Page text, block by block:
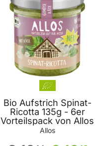
Bio Aufstrich Spinat-
Ricotta 135g - 6er
Vorteilspack von Allos
Allos